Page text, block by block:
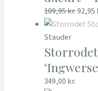
109,95kr.92,95
Stauder
349,00 kr.